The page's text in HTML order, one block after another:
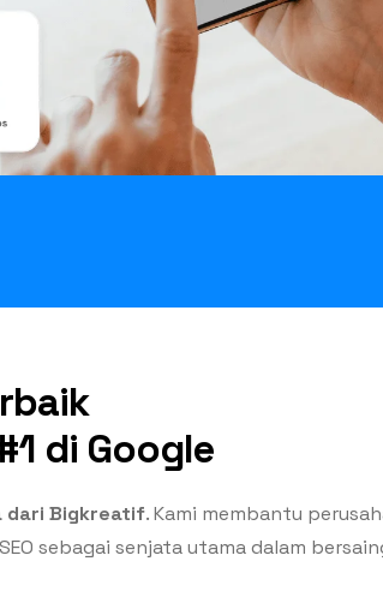
di Google
dari Bigkreatif. Kami membantu
sebagai senjata utama dalam